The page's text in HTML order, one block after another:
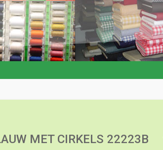
MET CIRKELS 22223B